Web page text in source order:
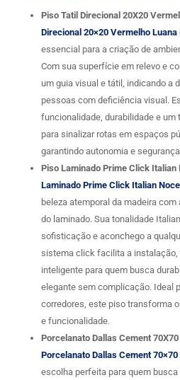
Piso Tatil Direcional 20X20
Direcional 20×20 Vermelho Luana
essencial para a criação de
Com sua superfície em relevo e
um guia visual e tátil, indicando a
pessoas com deficiência visual.
funcionalidade, durabilidade e um
para sinalizar rotas em espaços
garantindo autonomia e
Piso Laminado Prime Click Italian
Laminado Prime Click Italian
beleza atemporal da madeira
do laminado. Sua tonalidade
sofisticação e aconchego a
sistema click facilita a instalação,
inteligente para quem busca
elegante sem complicação. Ideal
corredores, este piso transforma
e funcionalidade.
Porcelanato Dallas Cement
Porcelanato Dallas Cement
escolha perfeita para quem